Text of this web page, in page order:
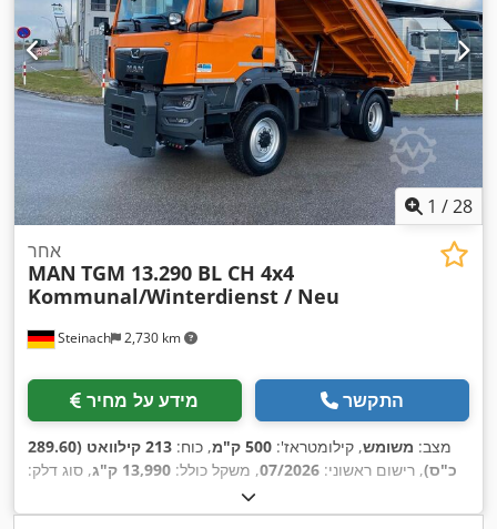
1 /28
Steinach 2,730 km
אחר
MAN TGM 13.290 BL CH 4x4
Kommunal/Winterdienst / Neu
מידע על מחיר התקשר
מצב: משומש, קילומטראז': 500 ק"מ , כוח:
213 קילוואט (289.60
כ"ס), רישום ראשוני: 07/2026, משקל כולל: 13,990 ק"ג
, סוג דלק:
, תצורת סרן:2 סרנים
רוחב שטח הטעינה:2,350 מ"מ , אורך אזור הטעינה:4,000 מ"מ
,